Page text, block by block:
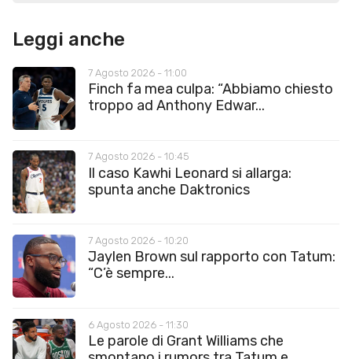
Leggi anche
7 Agosto 2026 - 11:00
Finch fa mea culpa: “Abbiamo chiesto
troppo ad Anthony Edwar...
7 Agosto 2026 - 10:45
Il caso Kawhi Leonard si allarga:
spunta anche Daktronics
7 Agosto 2026 - 10:20
Jaylen Brown sul rapporto con Tatum:
“C’è sempre...
6 Agosto 2026 - 11:30
Le parole di Grant Williams che